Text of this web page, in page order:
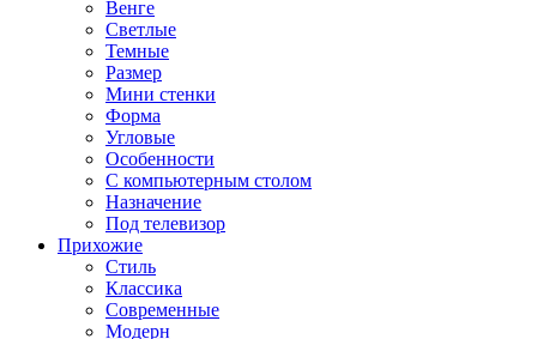
Венге
Светлые
Темные
Размер
Мини стенки
Форма
Угловые
Особенности
С компьютерным столом
Назначение
Под телевизор
Прихожие
Стиль
Классика
Современные
Модерн